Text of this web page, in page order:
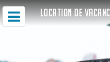
LOCATION DE